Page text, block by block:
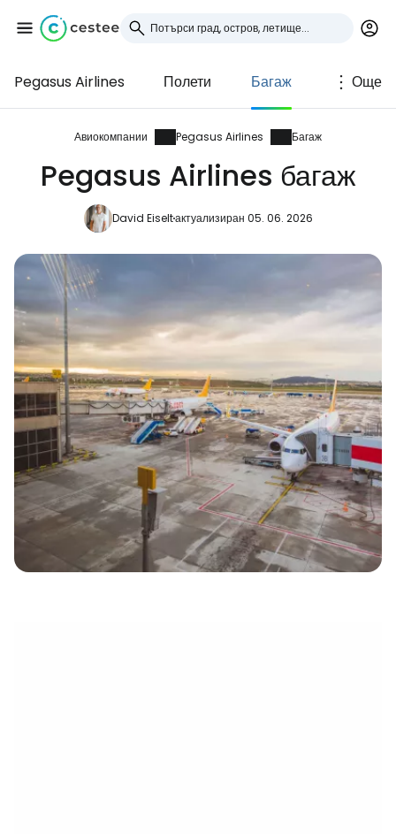
Pegasus Airlines Полети Багаж Още
Авиокомпании Pegasus Airlines Багаж
Pegasus Airlines багаж
David Eiseltактуализиран 05. 06. 2026
Влезте в Cestee
... световната общност на туристите
Продължете с имейл